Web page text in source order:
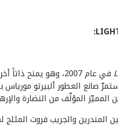
:
في عام 2007، وهو يمنح
المميّز المؤلّف من النضارة
والجريب فروت المثلج